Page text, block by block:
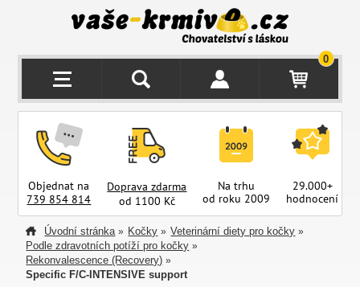
0
Objednat na
739 854 814
Doprava zdarma
od 1100 Kč
Na trhu
od roku 2009
29.000+
hodnocení
Úvodní stránka » Kočky » Veterinární diety pro kočky »
Podle zdravotních potíží pro kočky »
Rekonvalescence (Recovery) »
Specific F/C-INTENSIVE support